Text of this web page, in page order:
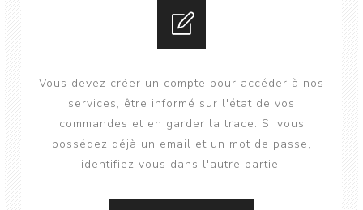
Vous devez créer un compte pour accéder à nos
services, être informé sur l'état de vos
commandes et en garder la trace. Si vous
possédez déjà un email et un mot de passe,
identifiez vous dans l'autre partie.